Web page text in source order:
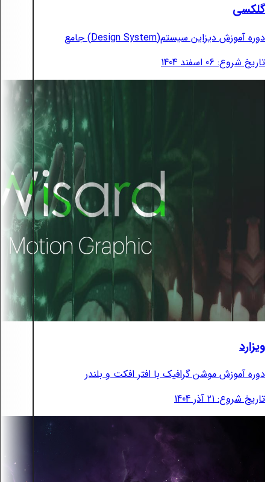
گلکسی
دوره آموزش دیزاین سیستم(Design System) جامع
تاریخ شروع: 06 اسفند 1404
ویزارد
دوره آموزش موشن گرافیک با افتر افکت و بلندر
تاریخ شروع: 21 آذر 1404